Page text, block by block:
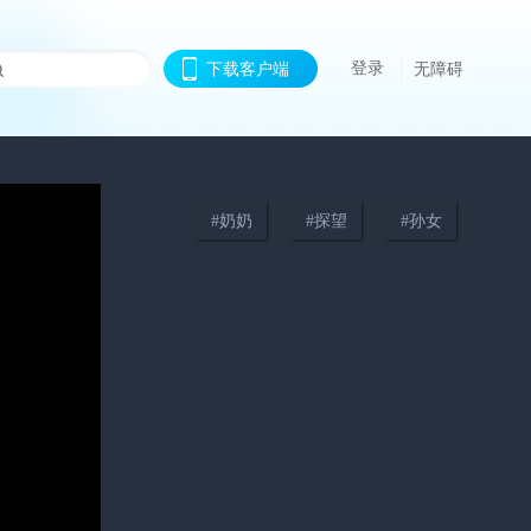
下载客户端 登录 无障碍
#奶奶 #探望 #孙女